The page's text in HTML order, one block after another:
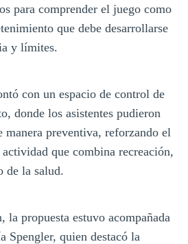
para comprender el juego como
que debe desarrollarse
y límites.
con un espacio de control de
donde los asistentes pudieron
manera preventiva, reforzando el
que combina recreación,
de la salud.
la propuesta estuvo acompañada
Spengler, quien destacó la